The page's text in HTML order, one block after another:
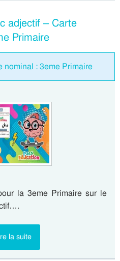
adjectif – Carte
Primaire
nominal : 3eme Primaire
la 3eme Primaire sur le
la suite